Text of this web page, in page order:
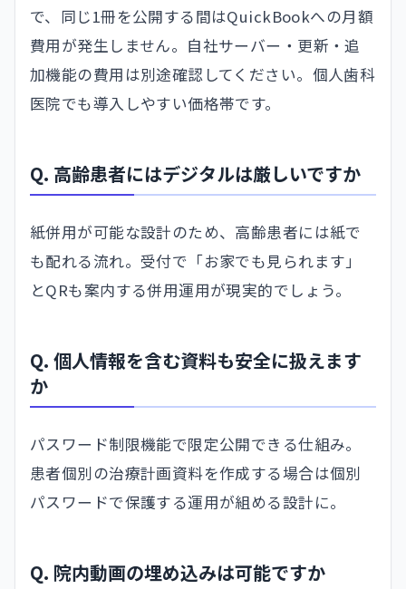
で、同じ1冊を公開する間はQuickBookへの月額
費用が発生しません。自社サーバー・更新・追
加機能の費用は別途確認してください。個人歯科
医院でも導入しやすい価格帯です。
Q. 高齢患者にはデジタルは厳しいですか
紙併用が可能な設計のため、高齢患者には紙で
も配れる流れ。受付で「お家でも見られます」
とQRも案内する併用運用が現実的でしょう。
Q. 個人情報を含む資料も安全に扱えます
か
パスワード制限機能で限定公開できる仕組み。
患者個別の治療計画資料を作成する場合は個別
パスワードで保護する運用が組める設計に。
Q. 院内動画の埋め込みは可能ですか